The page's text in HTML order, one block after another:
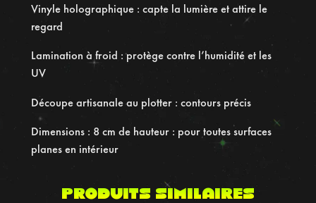
u
e
p
o
i
g
l
Vinyle holographique : capte la lumière et attire le
regard
Lamination à froid : protège contre l’humidité et les
UV
Découpe artisanale au plotter : contours précis
Dimensions : 8 cm de hauteur : pour toutes surfaces
planes en intérieur
Produits similaires